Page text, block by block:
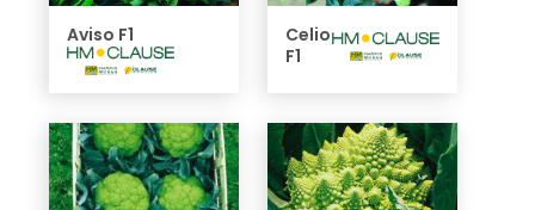
Aviso F1
Celio
F1